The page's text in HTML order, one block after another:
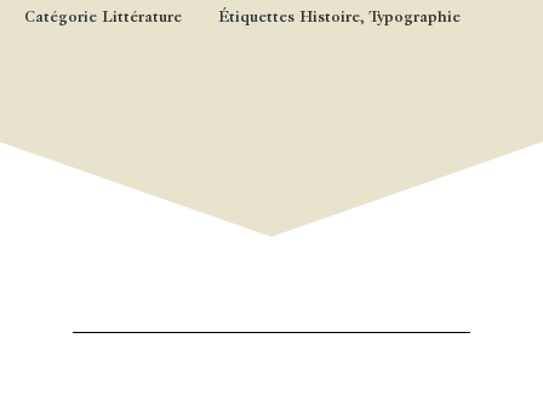
Catégorie Littérature Étiquettes Histoire, Typographie